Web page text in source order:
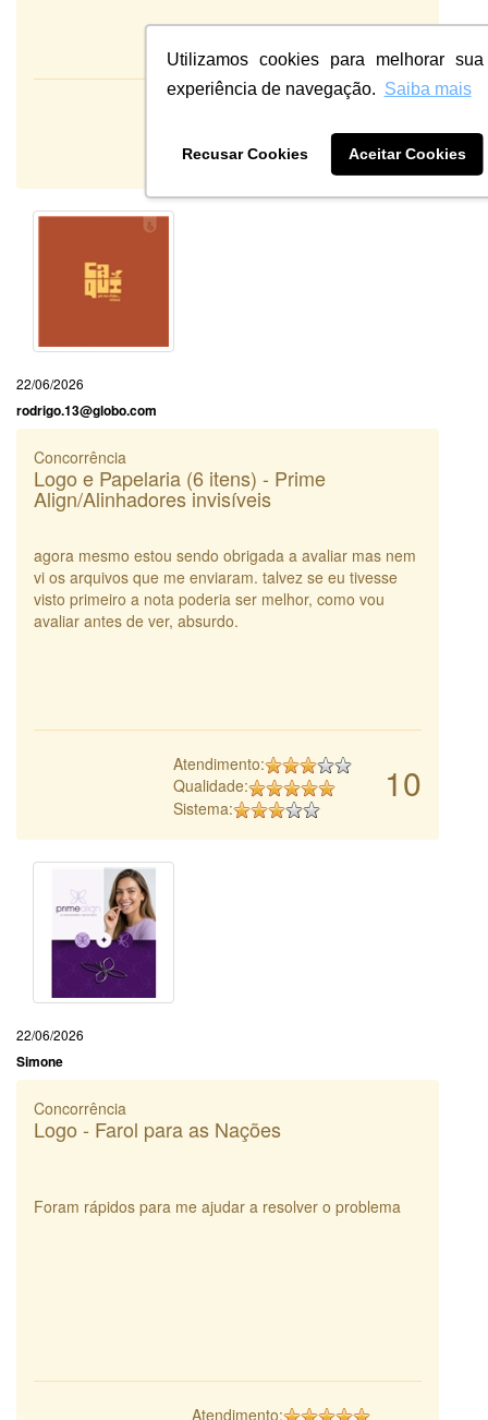
Utilizamos cookies para melhorar sua
experiência de navegação. Saiba mais
Recusar Cookies Aceitar Cookies
10
Sistema:
22/06/2026
rodrigo.13@globo.com
Concorrência
Logo e Papelaria (6 itens) - Prime
Align/Alinhadores invisíveis
agora mesmo estou sendo obrigada a avaliar mas nem
vi os arquivos que me enviaram. talvez se eu tivesse
visto primeiro a nota poderia ser melhor, como vou
avaliar antes de ver, absurdo.
10
Atendimento:
Qualidade:
Sistema:
22/06/2026
Simone
Concorrência
Logo - Farol para as Nações
Foram rápidos para me ajudar a resolver o problema
Atendimento: